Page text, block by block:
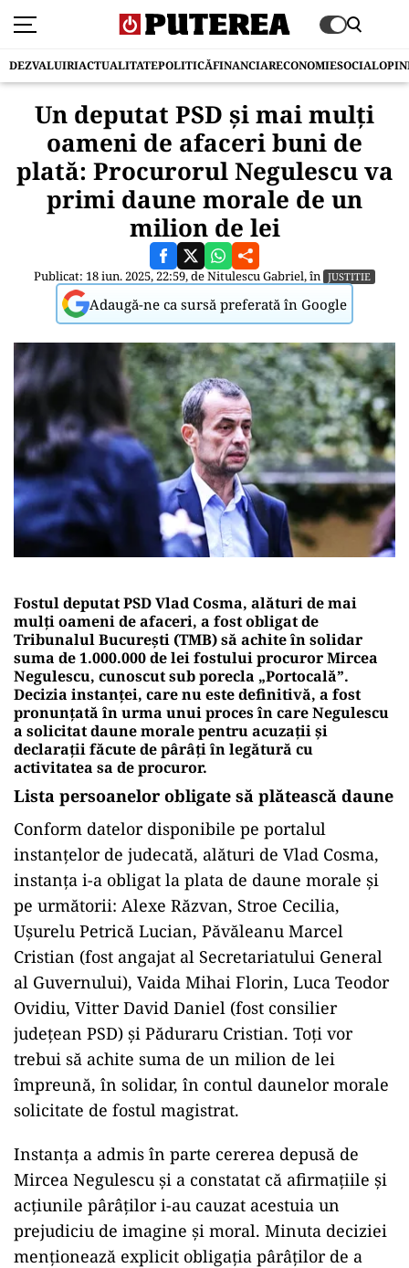
DEZVALUIRIACTUALITATEPOLITICĂFINANCIARECONOMIESOCIAL
Un deputat PSD și mai mulți
oameni de afaceri buni de
plată: Procurorul Negulescu va
primi daune morale de un
milion de lei
Publicat: 18 iun. 2025, 22:59, deNitulescu Gabriel, în JUSTITIE
Adaugă-ne ca sursă preferată în Google
Fostul deputat PSD Vlad Cosma, alături de mai
mulți oameni de afaceri, a fost obligat de
Tribunalul București (TMB) să achite în solidar
suma de 1.000.000 de lei fostului procuror Mircea
Negulescu, cunoscut sub porecla „Portocală”.
Decizia instanței, care nu este definitivă, a fost
pronunțată în urma unui proces în care Negulescu
a solicitat daune morale pentru acuzații și
declarații făcute de pârâți în legătură cu
activitatea sa de procuror.
Lista persoanelor obligate să plătească daune
Conform datelor disponibile pe portalul
instanțelor de judecată, alături de Vlad Cosma,
instanța i-a obligat la plata de daune morale și
pe următorii: Alexe Răzvan, Stroe Cecilia,
Ușurelu Petrică Lucian, Păvăleanu Marcel
Cristian (fost angajat al Secretariatului General
al Guvernului), Vaida Mihai Florin, Luca Teodor
Ovidiu, Vitter David Daniel (fost consilier
județean PSD) și Păduraru Cristian. Toți vor
trebui să achite suma de un milion de lei
împreună, în solidar, în contul daunelor morale
solicitate de fostul magistrat.
Instanța a admis în parte cererea depusă de
Mircea Negulescu și a constatat că afirmațiile și
acțiunile pârâților i-au cauzat acestuia un
prejudiciu de imagine și moral. Minuta deciziei
menționează explicit obligația pârâților de a